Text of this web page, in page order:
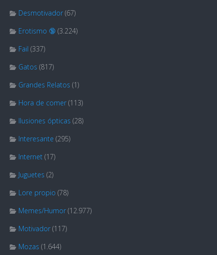
Desmotivador (67)
Erotismo 🔞 (3.224)
Fail (337)
Gatos (817)
Grandes Relatos (1)
Hora de comer (113)
Ilusiones ópticas (28)
Interesante (295)
Internet (17)
Juguetes (2)
Lore propio (78)
Memes/Humor (12.977)
Motivador (117)
Mozas (1.644)